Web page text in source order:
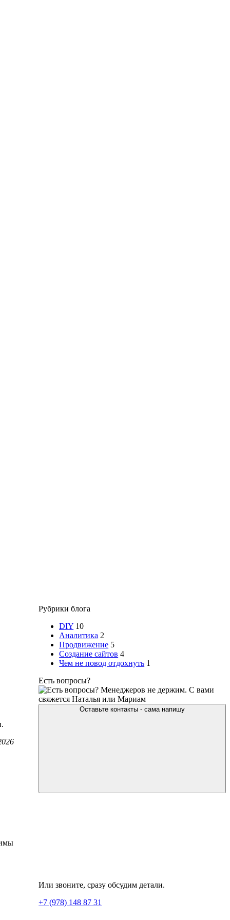
Рубрики блога
DIY 10
Аналитика 2
Продвижение 5
Создание сайтов 4
Чем не повод отдохнуть 1
Есть вопросы?
Менеджеров не держим. С вами
свяжется Наталья или Мариам
Оставьте контакты - сама напишу
Или звоните, сразу обсудим детали.
+7 (978) 148 87 31